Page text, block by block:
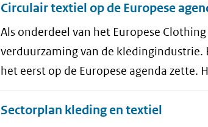
Circulair textiel op de Europese
Als onderdeel van het Europese
verduurzaming van de kledingindustrie.
het eerst op de Europese agenda zette.
Sectorplan kleding en textiel